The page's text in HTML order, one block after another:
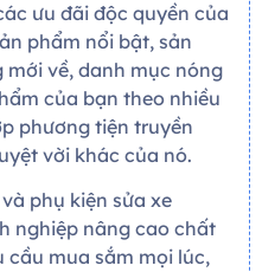
ưu đãi độc quyền của
phẩm nổi bật, sản
về, danh mục nóng
của bạn theo nhiều
phương tiện truyền
vời khác của nó.
phụ kiện sửa xe
nghiệp nâng cao chất
cầu mua sắm mọi lúc,